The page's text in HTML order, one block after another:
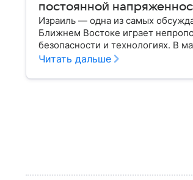
постоянной
Израиль — одна из самых
Ближнем Востоке играет
безопасности и технологиях. В
Читать дальше